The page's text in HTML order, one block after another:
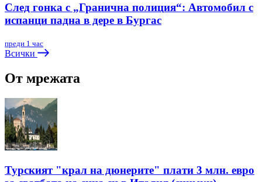
След гонка с „Гранична полиция“: Автомобил с
испанци падна в дере в Бургас
преди 1 час
Всички
От мрежата
Турският "крал на дюнерите" плати 3 млн. евро